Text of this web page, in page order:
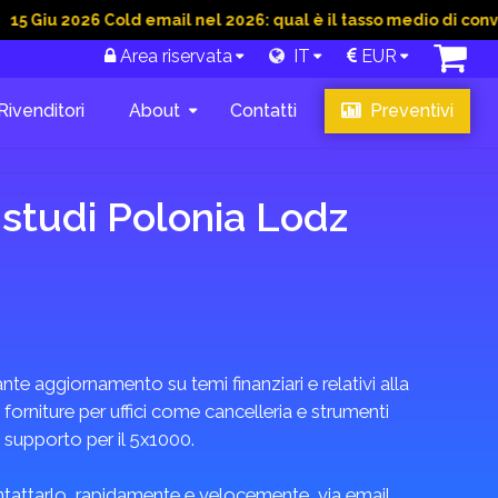
Cold email nel 2026: qual è il tasso medio di conversione
Area riservata IT EUR
About Contatti Preventivi
,
Polonia Lodz
aggiornamento su temi finanziari e relativi alla
per uffici come cancelleria e strumenti
per il 5x1000.